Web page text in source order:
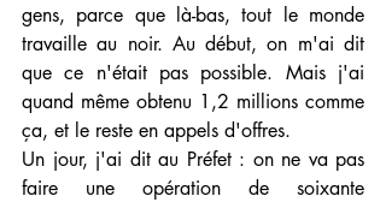
gens, parce que là-bas, tout le monde
travaille au noir. Au début, on m'ai dit
que ce n'était pas possible. Mais j'ai
quand même obtenu 1,2 millions comme
ça, et le reste en appels d'offres.
Un jour, j'ai dit au Préfet : on ne va pas
faire une opération de soixante